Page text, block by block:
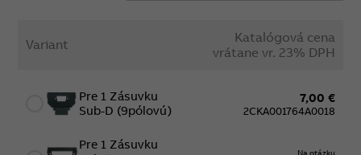
Variant
Katalógová cena
vrátane vr. 23% DPH
Pre 1 Zásuvku
Sub-D (9pólovú)
7,00 €
2CKA001764A0018
Pre 1 Zásuvku
Na otázku